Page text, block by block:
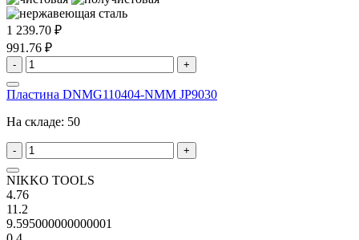
1 239.70 ₽
991.76 ₽
- +
Пластина DNMG110404-NMM JP9030
На складе: 50
- +
NIKKO TOOLS
4.76
11.2
9.595000000000001